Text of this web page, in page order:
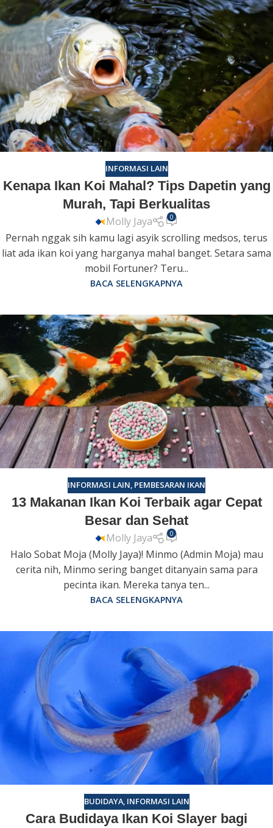
INFORMASI LAIN
Kenapa Ikan Koi Mahal? Tips Dapetin yang
Murah, Tapi Berkualitas
Molly Jaya 0
Pernah nggak sih kamu lagi asyik scrolling medsos, terus
liat ada ikan koi yang harganya mahal banget. Setara sama
mobil Fortuner? Teru...
BACA SELENGKAPNYA
INFORMASI LAIN, PEMBESARAN IKAN
13 Makanan Ikan Koi Terbaik agar Cepat
Besar dan Sehat
Molly Jaya 0
Halo Sobat Moja (Molly Jaya)! Minmo (Admin Moja) mau
cerita nih, Minmo sering banget ditanyain sama para
pecinta ikan. Mereka tanya ten...
BACA SELENGKAPNYA
BUDIDAYA, INFORMASI LAIN
Cara Budidaya Ikan Koi Slayer bagi